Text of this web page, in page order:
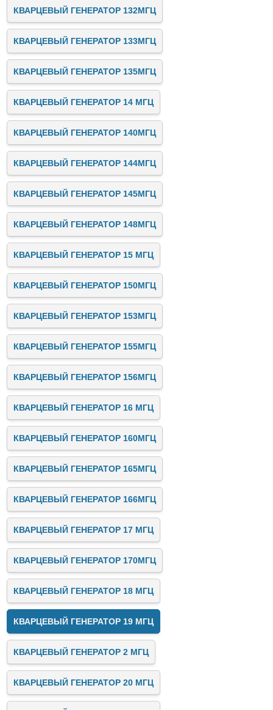
КВАРЦЕВЫЙ ГЕНЕРАТОР 132МГЦ
КВАРЦЕВЫЙ ГЕНЕРАТОР 133МГЦ
КВАРЦЕВЫЙ ГЕНЕРАТОР 135МГЦ
КВАРЦЕВЫЙ ГЕНЕРАТОР 14 МГЦ
КВАРЦЕВЫЙ ГЕНЕРАТОР 140МГЦ
КВАРЦЕВЫЙ ГЕНЕРАТОР 144МГЦ
КВАРЦЕВЫЙ ГЕНЕРАТОР 145МГЦ
КВАРЦЕВЫЙ ГЕНЕРАТОР 148МГЦ
КВАРЦЕВЫЙ ГЕНЕРАТОР 15 МГЦ
КВАРЦЕВЫЙ ГЕНЕРАТОР 150МГЦ
КВАРЦЕВЫЙ ГЕНЕРАТОР 153МГЦ
КВАРЦЕВЫЙ ГЕНЕРАТОР 155МГЦ
КВАРЦЕВЫЙ ГЕНЕРАТОР 156МГЦ
КВАРЦЕВЫЙ ГЕНЕРАТОР 16 МГЦ
КВАРЦЕВЫЙ ГЕНЕРАТОР 160МГЦ
КВАРЦЕВЫЙ ГЕНЕРАТОР 165МГЦ
КВАРЦЕВЫЙ ГЕНЕРАТОР 166МГЦ
КВАРЦЕВЫЙ ГЕНЕРАТОР 17 МГЦ
КВАРЦЕВЫЙ ГЕНЕРАТОР 170МГЦ
КВАРЦЕВЫЙ ГЕНЕРАТОР 18 МГЦ
КВАРЦЕВЫЙ ГЕНЕРАТОР 19 МГЦ
КВАРЦЕВЫЙ ГЕНЕРАТОР 2 МГЦ
КВАРЦЕВЫЙ ГЕНЕРАТОР 20 МГЦ